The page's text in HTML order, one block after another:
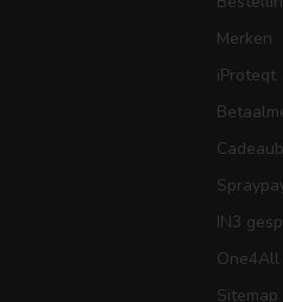
Merken
iProteqt
IN3
Sitemap